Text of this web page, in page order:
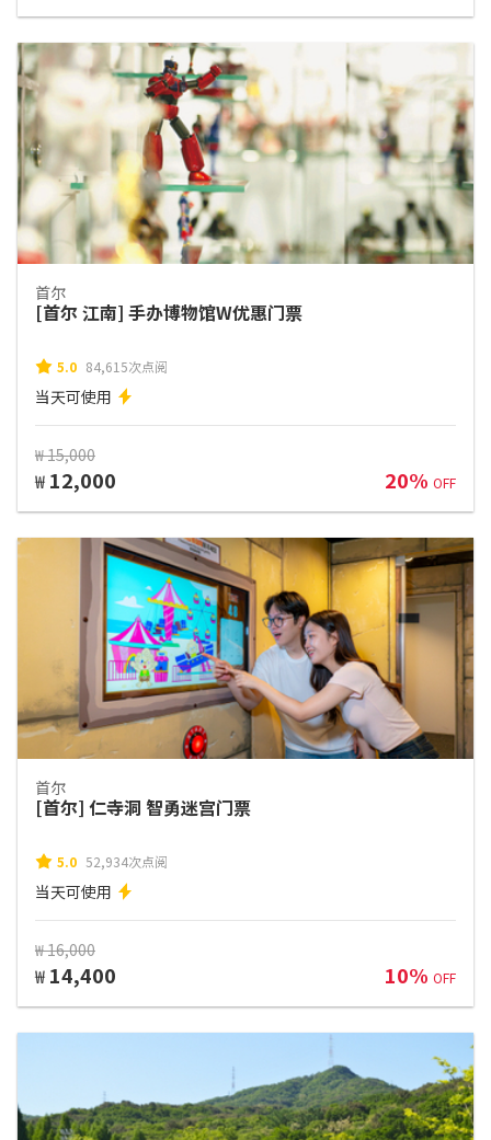
首尔
[首尔 江南] 手办博物馆W优惠门票
5.0 84,615次点阅
当天可使用
₩ 15,000
₩ 12,000 20% OFF
首尔
[首尔] 仁寺洞 智勇迷宫门票
5.0 52,934次点阅
当天可使用
₩ 16,000
₩ 14,400 10% OFF